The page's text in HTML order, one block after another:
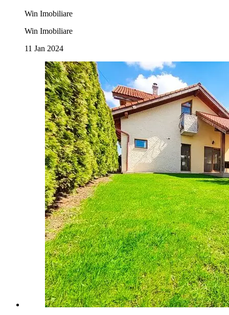
Win Imobiliare
Win Imobiliare
11 Jan 2024